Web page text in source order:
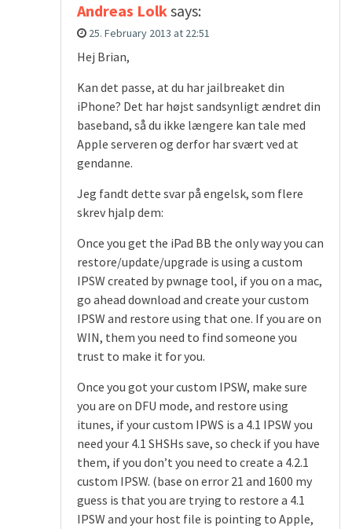
Andreas Lolksays:
25. February 2013 at 22:51
Hej Brian,
Kan det passe, at du har jailbreaket din
iPhone? Det har højst sandsynligt ændret din
baseband, så du ikke længere kan tale med
Apple serveren og derfor har svært ved at
gendanne.
Jeg fandt dette svar på engelsk, som flere
skrev hjalp dem:
Once you get the iPad BB the only way you can
restore/update/upgrade is using a custom
IPSW created by pwnage tool, if you on a mac,
go ahead download and create your custom
IPSW and restore using that one. If you are on
WIN, them you need to find someone you
trust to make it for you.
Once you got your custom IPSW, make sure
you are on DFU mode, and restore using
itunes, if your custom IPWS is a 4.1 IPSW you
need your 4.1 SHSHs save, so check if you have
them, if you don’t you need to create a 4.2.1
custom IPSW. (base on error 21 and 1600 my
guess is that you are trying to restore a 4.1
IPSW and your host file is pointing to Apple,